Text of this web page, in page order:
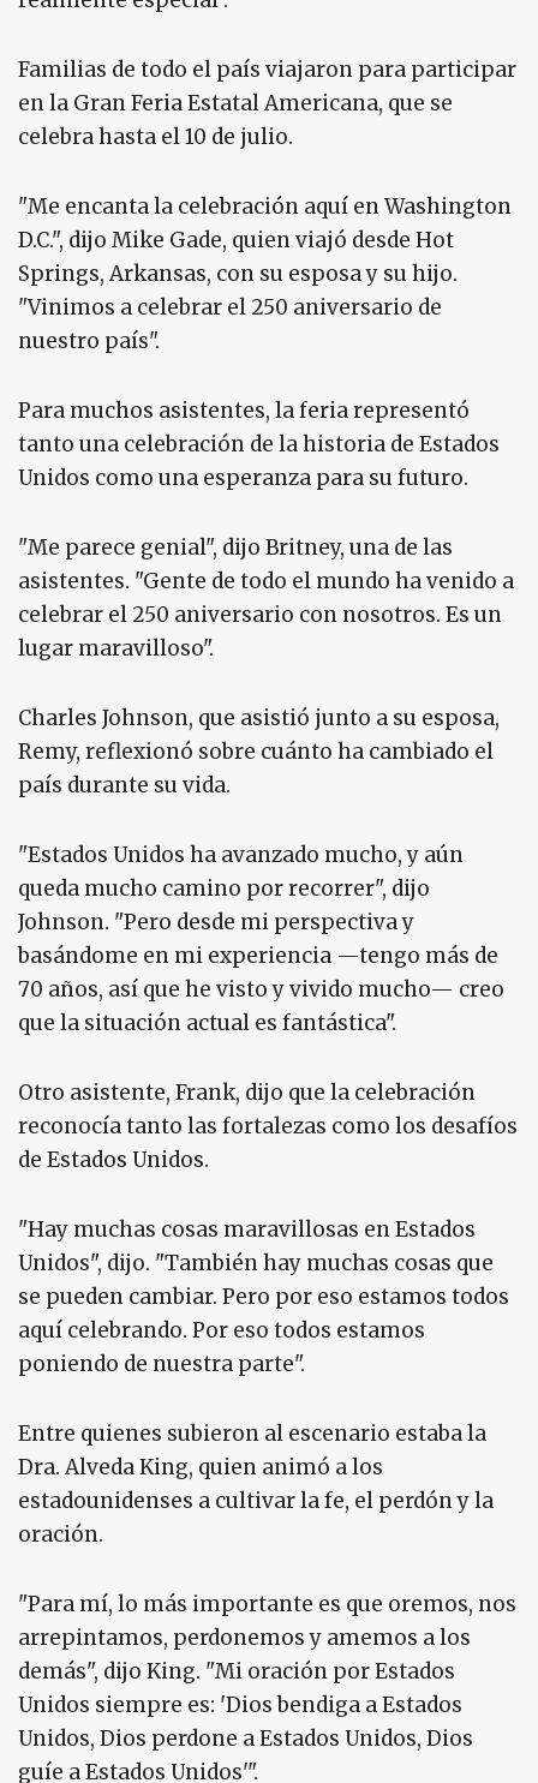
Familias de todo el país viajaron para participar
en la Gran Feria Estatal Americana, que se
celebra hasta el 10 de julio.
"Me encanta la celebración aquí en Washington
D.C.", dijo Mike Gade, quien viajó desde Hot
Springs, Arkansas, con su esposa y su hijo.
"Vinimos a celebrar el 250 aniversario de
nuestro país".
Para muchos asistentes, la feria representó
tanto una celebración de la historia de Estados
Unidos como una esperanza para su futuro.
"Me parece genial", dijo Britney, una de las
asistentes. "Gente de todo el mundo ha venido a
celebrar el 250 aniversario con nosotros. Es un
lugar maravilloso".
Charles Johnson, que asistió junto a su esposa,
Remy, reflexionó sobre cuánto ha cambiado el
país durante su vida.
"Estados Unidos ha avanzado mucho, y aún
queda mucho camino por recorrer", dijo
Johnson. "Pero desde mi perspectiva y
basándome en mi experiencia —tengo más de
70 años, así que he visto y vivido mucho— creo
que la situación actual es fantástica".
Otro asistente, Frank, dijo que la celebración
reconocía tanto las fortalezas como los desafíos
de Estados Unidos.
"Hay muchas cosas maravillosas en Estados
Unidos", dijo. "También hay muchas cosas que
se pueden cambiar. Pero por eso estamos todos
aquí celebrando. Por eso todos estamos
poniendo de nuestra parte".
Entre quienes subieron al escenario estaba la
Dra. Alveda King, quien animó a los
estadounidenses a cultivar la fe, el perdón y la
oración.
"Para mí, lo más importante es que oremos, nos
arrepintamos, perdonemos y amemos a los
demás", dijo King. "Mi oración por Estados
Unidos siempre es: 'Dios bendiga a Estados
Unidos, Dios perdone a Estados Unidos, Dios
guíe a Estados Unidos'".